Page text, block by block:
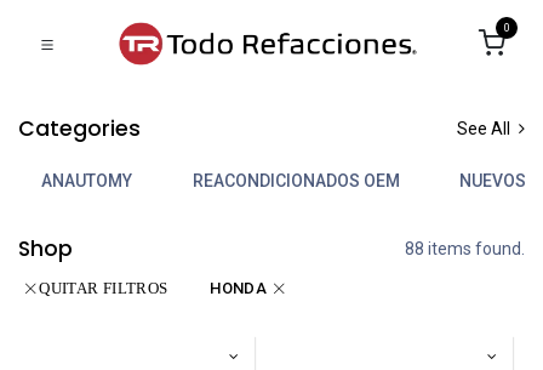
0
Categories See All
ANAUTOMY REACONDICIONADOS OEM NUEVOS
Shop 88 items found.
QUITAR FILTROS HONDA